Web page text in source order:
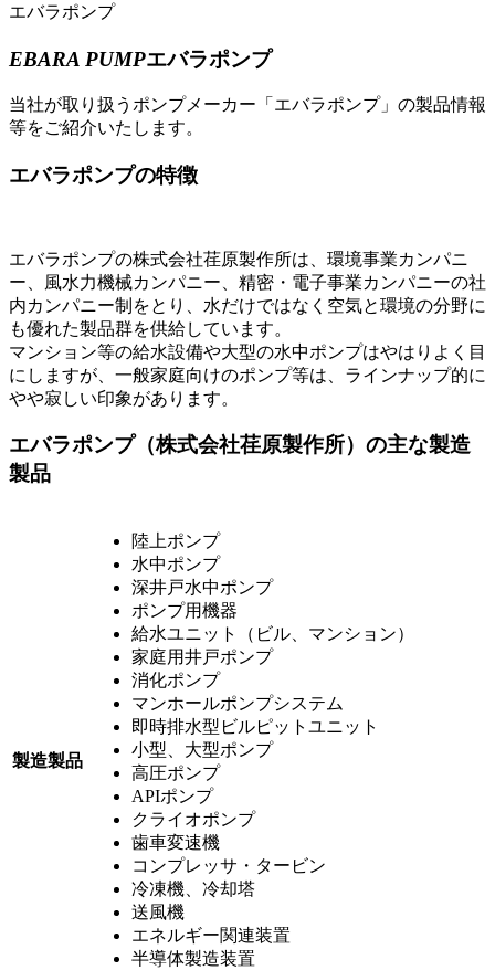
エバラポンプ
EBARA PUMPエバラポンプ
当社が取り扱うポンプメーカー「エバラポンプ」の製品情報
等をご紹介いたします。
エバラポンプの特徴
エバラポンプの株式会社荏原製作所は、環境事業カンパニ
ー、風水力機械カンパニー、精密・電子事業カンパニーの社
内カンパニー制をとり、水だけではなく空気と環境の分野に
も優れた製品群を供給しています。
マンション等の給水設備や大型の水中ポンプはやはりよく目
にしますが、一般家庭向けのポンプ等は、ラインナップ的に
やや寂しい印象があります。
エバラポンプ（株式会社荏原製作所）の主な製造
製品
製造製品
陸上ポンプ
水中ポンプ
深井戸水中ポンプ
ポンプ用機器
給水ユニット（ビル、マンション）
家庭用井戸ポンプ
消化ポンプ
マンホールポンプシステム
即時排水型ビルピットユニット
小型、大型ポンプ
高圧ポンプ
APIポンプ
クライオポンプ
歯車変速機
コンプレッサ・タービン
冷凍機、冷却塔
送風機
エネルギー関連装置
半導体製造装置